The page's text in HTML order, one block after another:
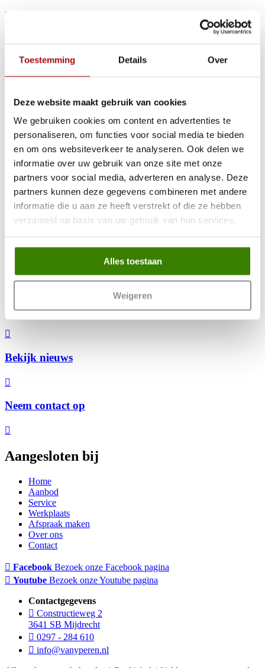
Toestemming Details Over
Deze website maakt gebruik van cookies
We gebruiken cookies om content en advertenties te
personaliseren, om functies voor social media te bieden
en om ons websiteverkeer te analyseren. Ook delen we
informatie over uw gebruik van onze site met onze
partners voor social media, adverteren en analyse. Deze
partners kunnen deze gegevens combineren met andere
informatie die u aan ze heeft verstrekt of die ze hebben
verzameld op basis van uw gebruik van hun services.
Alles toestaan
Weigeren
SHOWROOM
waarin wij de doelstelling hebben om de
geadverteerde occasions tegen een voor u zo gunstige mogelijke en
tussen staan dan gaan wij ook graag voor u op zoek.
ZOEKOPDRACHT-
opzoek naar uw volgende auto. Geheel onafhankelijk en 100% op
WERKPLAATS
In onze werkplaats
kunt u terecht
met alle merken. Wij ontzorgen u in de uitvoering van de APK
keuring, onderhoud, reparaties maar ook schadeherstel in eigen
beheer. U bent verzekerd van professionele en betaalbare service.
Onze diensten
Over ons
Afspraak maken
Bekijk nieuws
Neem contact op
Aangesloten bij
Home
Aanbod
Service
Werkplaats
Afspraak maken
Over ons
Contact
Facebook Bezoek onze Facebook pagina
Youtube Bezoek onze Youtube pagina
Contactgegevens
Constructieweg 2
3641 SB Mijdrecht
0297 - 284 610
info@vanyperen.nl